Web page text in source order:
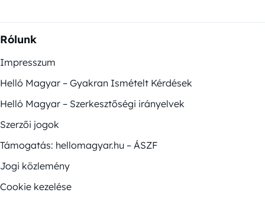
Rólunk
Impresszum
Helló Magyar – Gyakran Ismételt Kérdések
Helló Magyar – Szerkesztőségi irányelvek
Szerzői jogok
Támogatás: hellomagyar.hu – ÁSZF
Jogi közlemény
Cookie kezelése